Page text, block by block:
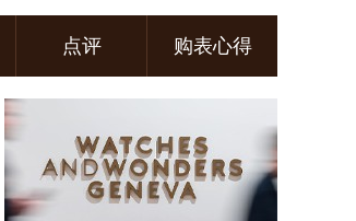
点评 购表心得